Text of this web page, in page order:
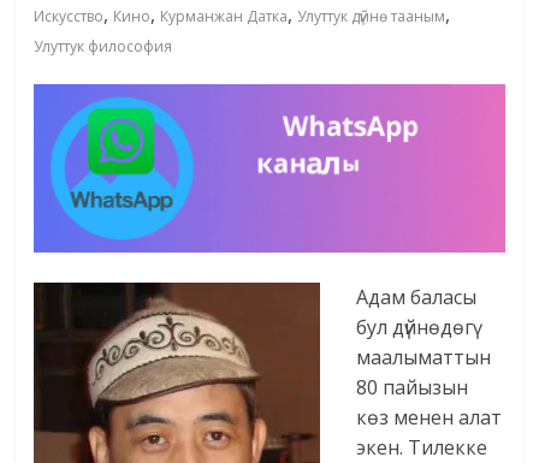
Искусство, Кино, Курманжан Датка, Улуттук дүйнө тааным,
Улуттук философия
Адам баласы
бул дүйнөдөгү
маалыматтын
80 пайызын
көз менен алат
экен. Тилекке